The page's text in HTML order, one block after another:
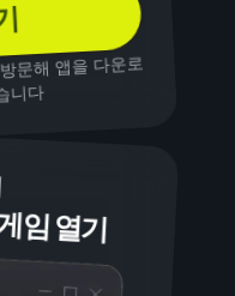
문해 앱을 다운로
니다
임 열기